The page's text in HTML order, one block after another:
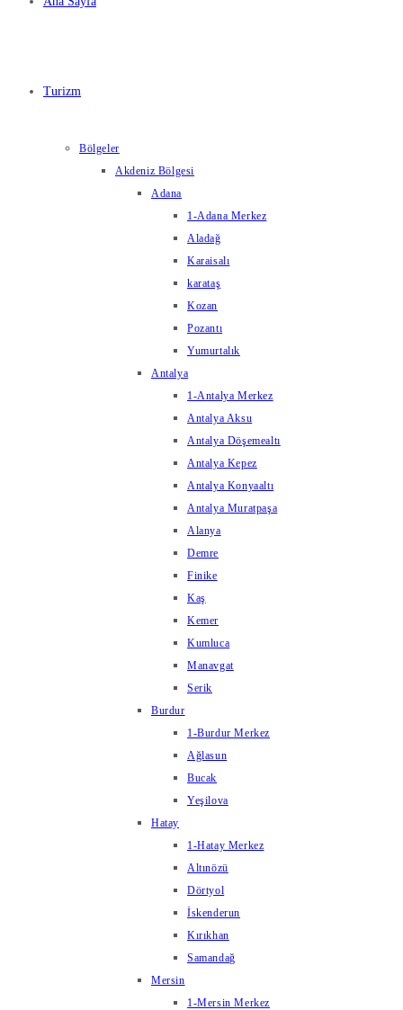
Turizm
Bölgeler
Akdeniz Bölgesi
Adana
1-Adana Merkez
Aladağ
Karaisalı
karataş
Kozan
Pozantı
Yumurtalık
Antalya
1-Antalya Merkez
Antalya Aksu
Antalya Döşemealtı
Antalya Kepez
Antalya Konyaaltı
Antalya Muratpaşa
Alanya
Demre
Finike
Kaş
Kemer
Kumluca
Manavgat
Serik
Burdur
1-Burdur Merkez
Ağlasun
Bucak
Yeşilova
Hatay
1-Hatay Merkez
Altınözü
Dörtyol
İskenderun
Kırıkhan
Samandağ
Mersin
1-Mersin Merkez